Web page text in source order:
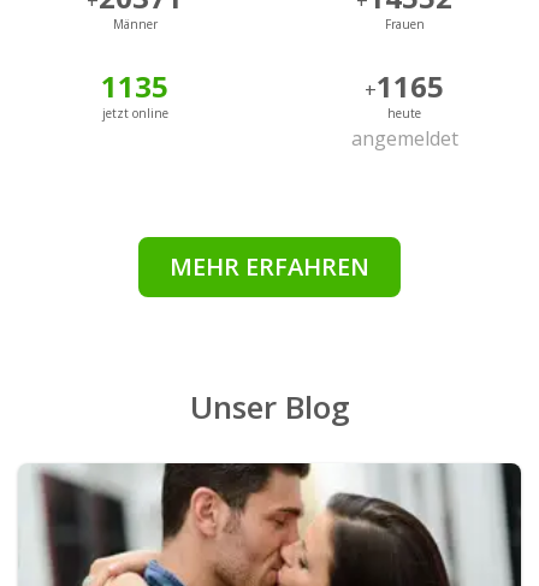
Männer Frauen
1135
jetzt online
+1165
heute
angemeldet
MEHR ERFAHREN
Unser Blog